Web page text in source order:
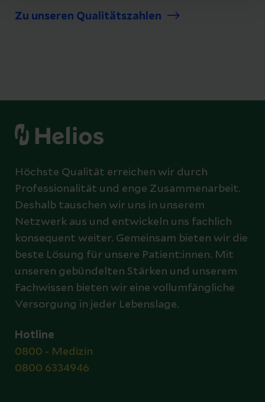
Zu unseren Qualitätszahlen
Höchste Qualität erreichen wir durch
Professionalität und enge Zusammenarbeit.
Deshalb tauschen wir uns in unserem
Netzwerk aus und entwickeln uns fachlich
konsequent weiter. Gemeinsam bieten wir die
beste Lösung für unsere Patient:innen. Mit
unseren gebündelten Stärken und unserem
Fachwissen bieten wir eine vollumfängliche
Versorgung in jeder Lebenslage.
Hotline
0800 - Medizin
0800 6334946